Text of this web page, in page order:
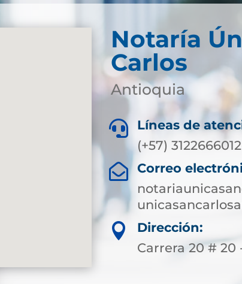
Notaría
Carlos
Antioquia

Líneas de
(+57)

Correo

Dirección:
Carrera 20 # 20